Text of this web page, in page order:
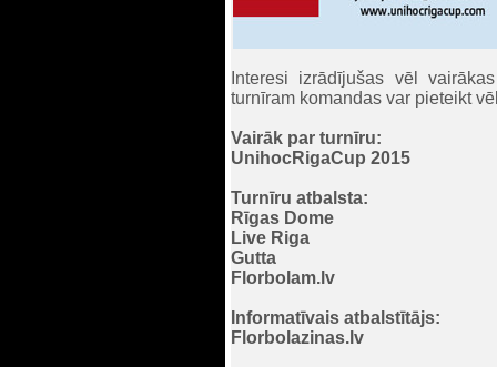
Interesi izrādījušas vēl
turnīram komandas var pieteikt
Vairāk par turnīru:
UnihocRigaCup 2015
Turnīru atbalsta:
Rīgas Dome
Live Riga
Gutta
Florbolam.lv
Informatīvais atbalstītājs:
Florbolazinas.lv